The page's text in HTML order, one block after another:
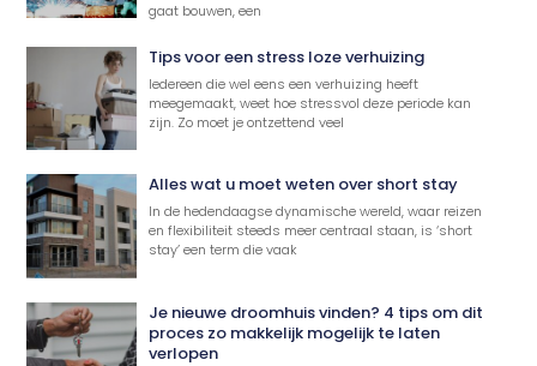
gaat bouwen, een
Tips voor een stress loze verhuizing
Iedereen die wel eens een verhuizing heeft
meegemaakt, weet hoe stressvol deze periode kan
zijn. Zo moet je ontzettend veel
Alles wat u moet weten over short stay
In de hedendaagse dynamische wereld, waar reizen
en flexibiliteit steeds meer centraal staan, is ‘short
stay’ een term die vaak
Je nieuwe droomhuis vinden? 4 tips om dit
proces zo makkelijk mogelijk te laten
verlopen